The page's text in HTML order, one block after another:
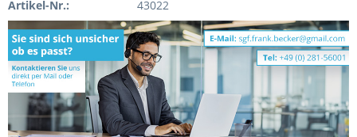
Artikel-Nr.: 43022